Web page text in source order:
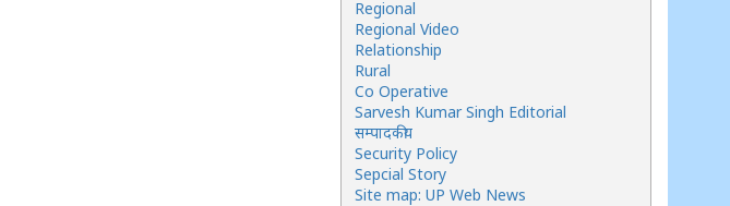
Regional
Regional Video
Relationship
Rural
Co Operative
Sarvesh Kumar Singh Editorial
सम्पादकीय
Security Policy
Sepcial Story
Site map: UP Web News